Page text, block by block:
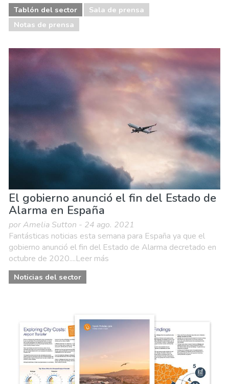
Tablón del sector
Sala de prensa
Notas de prensa
El gobierno anunció el fin del Estado de
Alarma en España
por Amelia Sutton - 24 ago. 2021
Fantásticas noticias esta semana para España ya que el
gobierno anunció el fin del Estado de Alarma decretado en
octubre de 2020....Leer más
Noticias del sector